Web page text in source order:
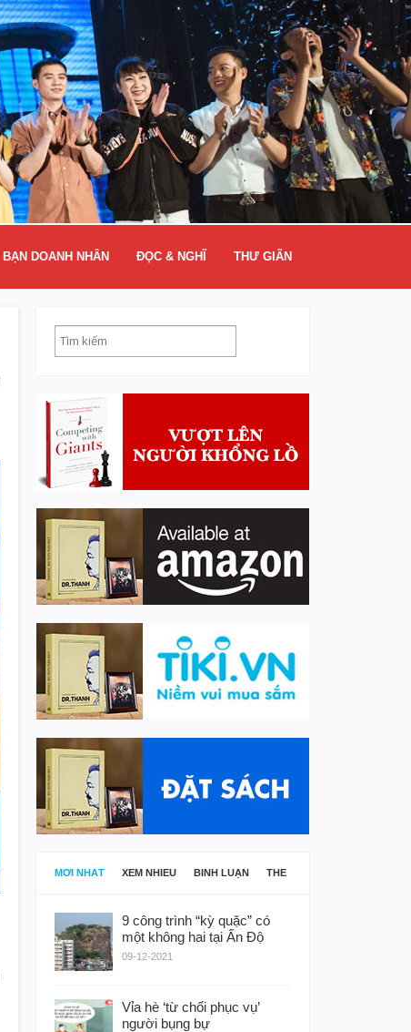
BẠN DOANH NHÂN ĐỌC & NGHĨ THƯ GIÃN
MỚI NHẤT XEM NHIỀU BÌNH LUẬN THẺ
9 công trình “kỳ quặc” có
một không hai tại Ấn Độ
09-12-2021
Vỉa hè ‘từ chối phục vụ’
người bụng bự